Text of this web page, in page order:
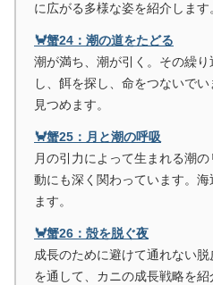
に広がる多様な姿を紹介します
🦀蟹24：潮の道をたどる
潮が満ち、潮が引く。その繰
し、餌を探し、命をつないで
見つめます。
🦀蟹25：月と潮の呼吸
月の引力によって生まれる潮
動にも深く関わっています。
ます。
🦀蟹26：殻を脱ぐ夜
成長のために避けて通れない
を通して、カニの成長戦略を紹